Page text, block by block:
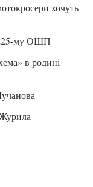
хочуть
225-му ОШП
в родині